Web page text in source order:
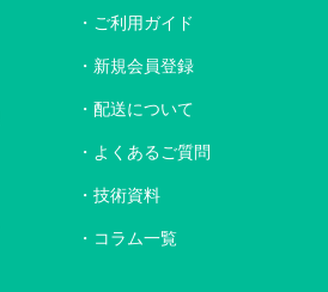
ご利用ガイド
新規会員登録
配送について
よくあるご質問
技術資料
コラム一覧